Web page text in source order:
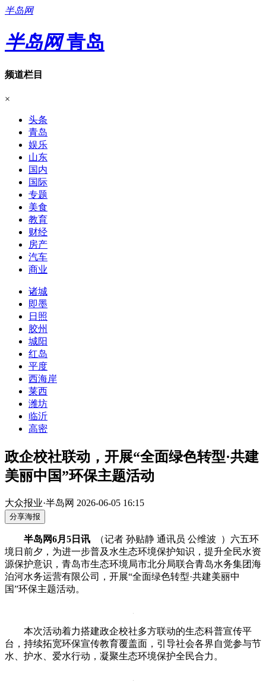
半岛网
半岛网青岛
频道栏目
×
头条
青岛
娱乐
山东
国内
国际
专题
美食
教育
财经
房产
汽车
商业
诸城
即墨
日照
胶州
城阳
红岛
平度
西海岸
莱西
潍坊
临沂
高密
政企校社联动，开展“全面绿色转型·共建
美丽中国”环保主题活动
大众报业·半岛网 2026-06-05 16:15
分享海报
半岛网6月5日讯 （记者 孙贴静 通讯员 公维波 ）六五环
境日前夕，为进一步普及水生态环境保护知识，提升全民水资
源保护意识，青岛市生态环境局市北分局联合青岛水务集团海
泊河水务运营有限公司，开展“全面绿色转型·共建美丽中
国”环保主题活动。
本次活动着力搭建政企校社多方联动的生态科普宣传平
台，持续拓宽环保宣传教育覆盖面，引导社会各界自觉参与节
水、护水、爱水行动，凝聚生态环境保护全民合力。